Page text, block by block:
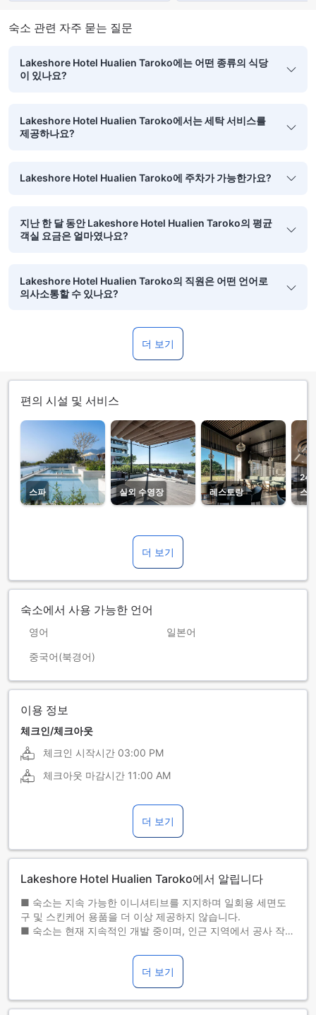
숙소 관련 자주 묻는 질문
Lakeshore Hotel Hualien Taroko에는 어떤 종류의 식당
이 있나요?
Lakeshore Hotel Hualien Taroko에서는 세탁 서비스를
제공하나요?
Lakeshore Hotel Hualien Taroko에 주차가 가능한가요?
지난 한 달 동안 Lakeshore Hotel Hualien Taroko의 평균
객실 요금은 얼마였나요?
Lakeshore Hotel Hualien Taroko의 직원은 어떤 언어로
의사소통할 수 있나요?
더 보기
편의 시설 및 서비스
스파 실외 수영장 레스토랑
24
스크
더 보기
숙소에서 사용 가능한 언어
영어 일본어
중국어(북경어)
이용 정보
체크인/체크아웃
체크인 시작시간 03:00 PM
체크아웃 마감시간 11:00 AM
더 보기
Lakeshore Hotel Hualien Taroko에서 알립니다
■ 숙소는 지속 가능한 이니셔티브를 지지하며 일회용 세면도
구 및 스킨케어 용품을 더 이상 제공하지 않습니다.
■ 숙소는 현재 지속적인 개발 중이며, 인근 지역에서 공사 작업
■ 서비스를 향상시키는 과정에서 불편을 끼쳐드려 죄송하며,
고객님의 양해에 감사드립니다.
■ 모든 실내 공간(객실, 발코니, 욕실 포함)은 지정된 흡연 구역
을 제외하고 금연입니다.
더 보기